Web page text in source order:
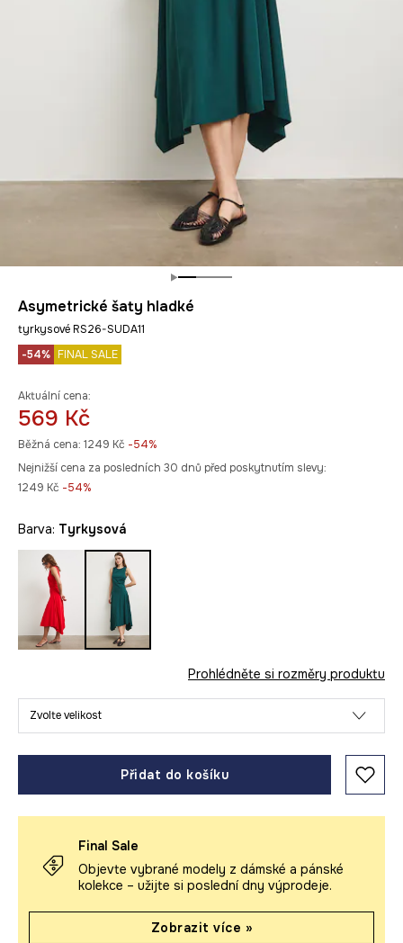
Asymetrické šaty hladké
tyrkysové RS26-SUDA11
-54% FINAL SALE
Aktuální cena:
569 Kč
Běžná cena: 1249 Kč -54%
Nejnižší cena za posledních 30 dnů před poskytnutím slevy:
1249 Kč -54%
Barva: tyrkysová
Prohlédněte si rozměry produktu
Zvolte velikost
Přidat do košíku
Final Sale
Objevte vybrané modely z dámské a pánské
kolekce – užijte si poslední dny výprodeje.
Zobrazit více »